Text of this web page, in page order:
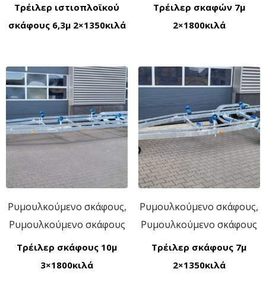
Τρέιλερ ιστιοπλοϊκού
σκάφους 6,3μ 2×1350κιλά
Τρέιλερ σκαφών 7μ
2×1800κιλά
Ρυμουλκούμενο σκάφους,
Ρυμουλκούμενο σκάφους
Τρέιλερ σκάφους 10μ
3×1800κιλά
Ρυμουλκούμενο σκάφους,
Ρυμουλκούμενο σκάφους
Τρέιλερ σκάφους 7μ
2×1350κιλά